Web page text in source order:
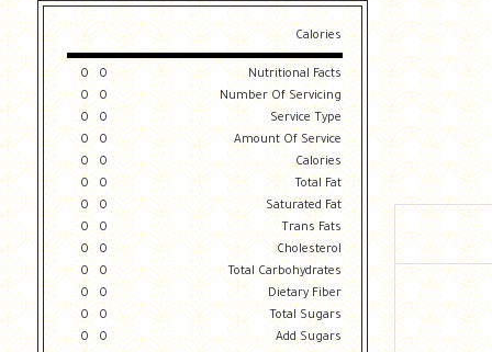
Calories
Nutritional Facts
0
0
Number Of Servicing
0
0
Service Type
0
0
Amount Of Service
0
0
Calories
0
0
Total Fat
0
0
Saturated Fat
0
0
Trans Fats
0
0
Cholesterol
0
0
Total Carbohydrates
0
0
Dietary Fiber
0
0
Total Sugars
0
0
Add Sugars
0
0